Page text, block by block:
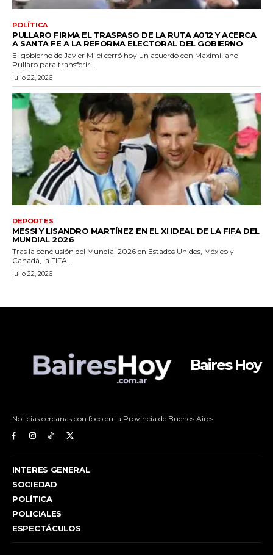
Baires Hoy
Noticias cercanas con foco en la Provincia de Buenos Aires
INTERES GENERAL
SOCIEDAD
POLÍTICA
POLICIALES
ESPECTÁCULOS